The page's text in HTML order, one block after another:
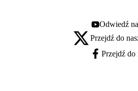
Youtube - otwiera
Odwiedź
X - otwiera się w nowej
Przejdź do
Facebook -
Przejdź do